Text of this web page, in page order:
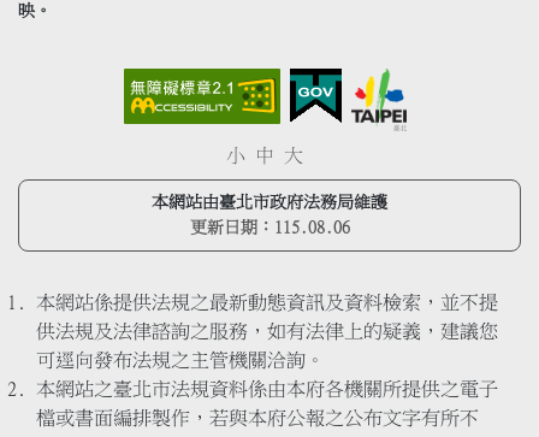
映。
小 中 大
本網站由臺北市政府法務局維護
更新日期： 115.08.06
本網站係提供法規之最新動態資訊及資料檢索，並不提
供法規及法律諮詢之服務，如有法律上的疑義，建議您
可逕向發布法規之主管機關洽詢。
本網站之臺北市法規資料係由本府各機關所提供之電子
檔或書面編排製作，若與本府公報之公布文字有所不